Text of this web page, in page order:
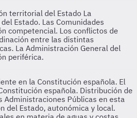
territorial del Estado La
Estado. Las Comunidades
competencial. Los conflictos de
entre las distintas
La Administración General del
periférica.
en la Constitución española. El
española. Distribución de
Administraciones Públicas en esta
del Estado, autonómica y local.